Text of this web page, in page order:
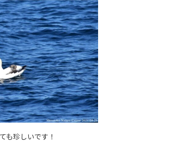
も珍しいです！